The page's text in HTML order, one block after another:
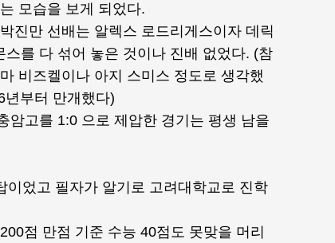
모습을 보게 되었다.
진만 선배는 알렉스 로드리게스이자 데릭
를 다 섞어 놓은 것이나 진배 없었다. (참
비즈켈이나 아지 스미스 정도로 생각했
년부터 만개했다)
암고를 1:0 으로 제압한 경기는 평생 남을
었고 필자가 알기로 고려대학교로 진학
점 만점 기준 수능 40점도 못맞을 머리